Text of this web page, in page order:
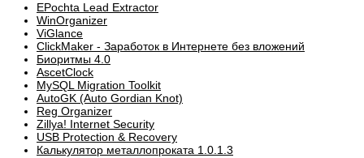
EPochta Lead Extractor
WinOrganizer
ViGlance
ClickMaker - Заработок в Интернете без вложений
Биоритмы 4.0
AscetClock
MySQL Migration Toolkit
AutoGK (Auto Gordian Knot)
Reg Organizer
Zillya! Internet Security
USB Protection & Recovery
Калькулятор металлопроката 1.0.1.3